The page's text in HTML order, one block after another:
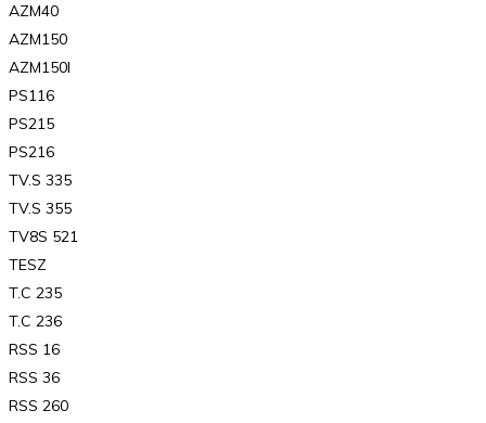
AZM40
AZM150
AZM150I
PS116
PS215
PS216
TV.S 335
TV.S 355
TV8S 521
TESZ
T.C 235
T.C 236
RSS 16
RSS 36
RSS 260